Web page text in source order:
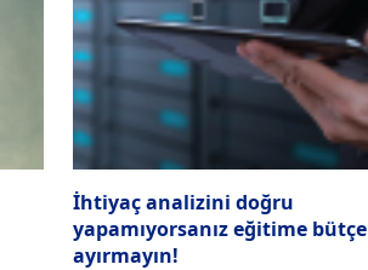
İhtiyaç analizini doğru
yapamıyorsanız eğitime bütçe
ayırmayın!